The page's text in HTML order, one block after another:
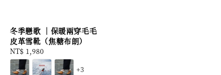
冬季戀歌 ｜保暖兩穿毛毛
皮革雪靴（焦糖布朗）
Regular
price
NT$ 1,980
+3